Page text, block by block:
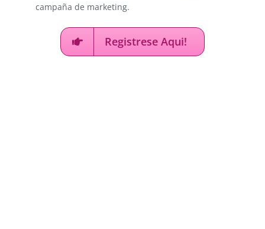
campaña de marketing.
Registrese Aqui!